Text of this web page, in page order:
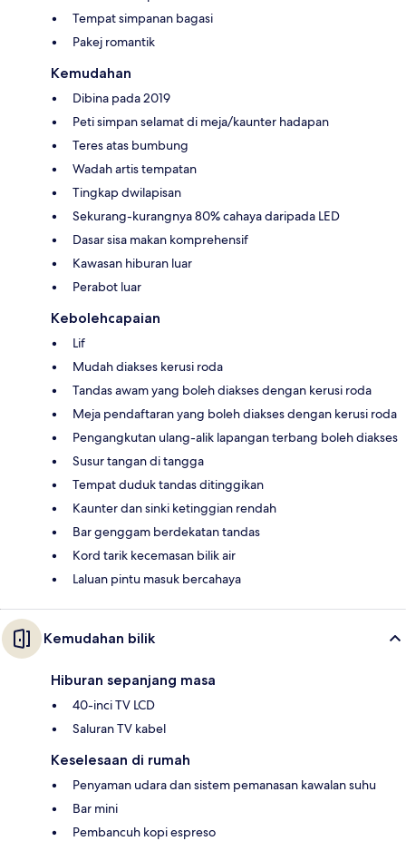
Tempat simpanan bagasi
Pakej romantik
Kemudahan
Dibina pada 2019
Peti simpan selamat di meja/kaunter hadapan
Teres atas bumbung
Wadah artis tempatan
Tingkap dwilapisan
Sekurang-kurangnya 80% cahaya daripada LED
Dasar sisa makan komprehensif
Kawasan hiburan luar
Perabot luar
Kebolehcapaian
Lif
Mudah diakses kerusi roda
Tandas awam yang boleh diakses dengan kerusi roda
Meja pendaftaran yang boleh diakses dengan kerusi roda
Pengangkutan ulang-alik lapangan terbang boleh diakses
Susur tangan di tangga
Tempat duduk tandas ditinggikan
Kaunter dan sinki ketinggian rendah
Bar genggam berdekatan tandas
Kord tarik kecemasan bilik air
Laluan pintu masuk bercahaya
Kemudahan bilik
Hiburan sepanjang masa
40-inci TV LCD
Saluran TV kabel
Keselesaan di rumah
Penyaman udara dan sistem pemanasan kawalan suhu
Bar mini
Pembancuh kopi espreso